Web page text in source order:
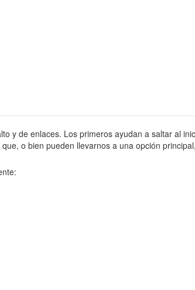
y de enlaces. Los primeros ayudan a saltar al
o bien pueden llevarnos a una opción